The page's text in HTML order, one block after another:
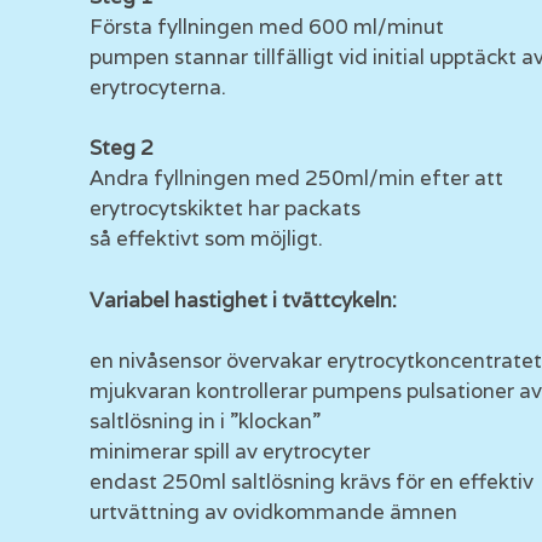
Första fyllningen med 600 ml/minut
pumpen stannar tillfälligt vid initial upptäckt
erytrocyterna.
Steg 2
Andra fyllningen med 250ml/min efter att
erytrocytskiktet har packats
så effektivt som möjligt.
Variabel hastighet i tvättcykeln:
en nivåsensor övervakar erytrocytkoncentratet
mjukvaran kontrollerar pumpens pulsationer av
saltlösning in i ”klockan”
minimerar spill av erytrocyter
endast 250ml saltlösning krävs för en effektiv
urtvättning av ovidkommande ämnen